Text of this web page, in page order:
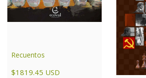
Recuentos
$1819.45 USD